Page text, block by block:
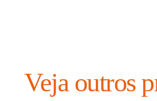
Veja outros